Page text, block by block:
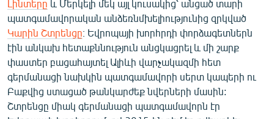
Լինտերը և Մերկելի մեկ այլ կուսակից՝ անցած տարի
պատգամավորական անձեռնմխելիությունից զրկված
Կարին Շտրենցը։ Եվրոպայի խորհրդի փորձագետներն
էին անկախ հետաքննություն անցկացրել և մի շարք
փաստեր բացահայտել Ալիևի վարչակազմի հետ
գերմանացի նախկին պատգամավորի սերտ կապերի ու
Բաքվից ստացած թանկարժեք նվերների մասին:
Շտրենցը միակ գերմանացի պատգամավորն էր